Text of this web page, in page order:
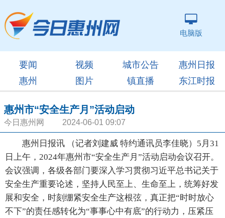
电脑版
要闻 视频 城市公告
惠州日报
惠州
图片 镇直播 东江时报
惠州市“安全生产月”活动启动
今日惠州网 2024-06-01 09:07
惠州日报讯 （记者刘建威 特约通讯员李佳晓）5月31
日上午，2024年惠州市“安全生产月”活动启动会议召开。
会议强调，各级各部门要深入学习贯彻习近平总书记关于
安全生产重要论述，坚持人民至上、生命至上，统筹好发
展和安全，时刻绷紧安全生产这根弦，真正把“时时放心
不下”的责任感转化为“事事心中有底”的行动力，压紧压